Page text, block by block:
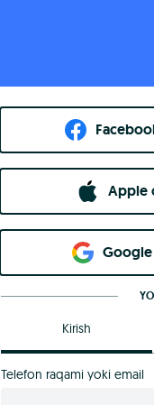
Apple
Kirish
Telefon raqami yoki email